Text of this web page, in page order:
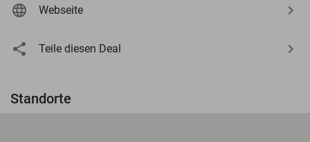
Webseite
Teile diesen Deal
Standorte